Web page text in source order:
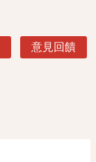
意見回饋